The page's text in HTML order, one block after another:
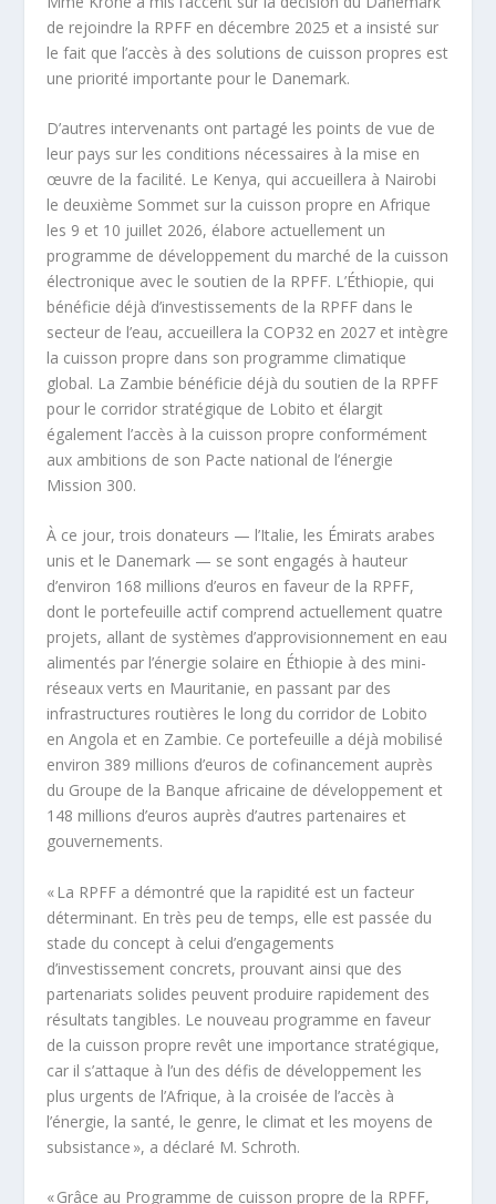
de rejoindre la RPFF en décembre 2025 et a insisté sur
le fait que l’accès à des solutions de cuisson propres est
une priorité importante pour le Danemark.
D’autres intervenants ont partagé les points de vue de
leur pays sur les conditions nécessaires à la mise en
œuvre de la facilité. Le Kenya, qui accueillera à Nairobi
le deuxième Sommet sur la cuisson propre en Afrique
les 9 et 10 juillet 2026, élabore actuellement un
programme de développement du marché de la cuisson
électronique avec le soutien de la RPFF. L’Éthiopie, qui
bénéficie déjà d’investissements de la RPFF dans le
secteur de l’eau, accueillera la COP32 en 2027 et intègre
la cuisson propre dans son programme climatique
global. La Zambie bénéficie déjà du soutien de la RPFF
pour le corridor stratégique de Lobito et élargit
également l’accès à la cuisson propre conformément
aux ambitions de son Pacte national de l’énergie
Mission 300.
À ce jour, trois donateurs — l’Italie, les Émirats arabes
unis et le Danemark — se sont engagés à hauteur
d’environ 168 millions d’euros en faveur de la RPFF,
dont le portefeuille actif comprend actuellement quatre
projets, allant de systèmes d’approvisionnement en eau
alimentés par l’énergie solaire en Éthiopie à des mini-
réseaux verts en Mauritanie, en passant par des
infrastructures routières le long du corridor de Lobito
en Angola et en Zambie. Ce portefeuille a déjà mobilisé
environ 389 millions d’euros de cofinancement auprès
du Groupe de la Banque africaine de développement et
148 millions d’euros auprès d’autres partenaires et
gouvernements.
« La RPFF a démontré que la rapidité est un facteur
déterminant. En très peu de temps, elle est passée du
stade du concept à celui d’engagements
d’investissement concrets, prouvant ainsi que des
partenariats solides peuvent produire rapidement des
résultats tangibles. Le nouveau programme en faveur
de la cuisson propre revêt une importance stratégique,
car il s’attaque à l’un des défis de développement les
plus urgents de l’Afrique, à la croisée de l’accès à
l’énergie, la santé, le genre, le climat et les moyens de
subsistance », a déclaré M. Schroth.
« Grâce au Programme de cuisson propre de la RPFF,